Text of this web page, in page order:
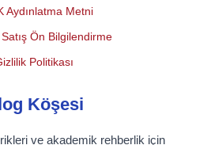
Aydınlatma Metni
Ön Bilgilendirme
Politikası
Köşesi
ve akademik rehberlik için